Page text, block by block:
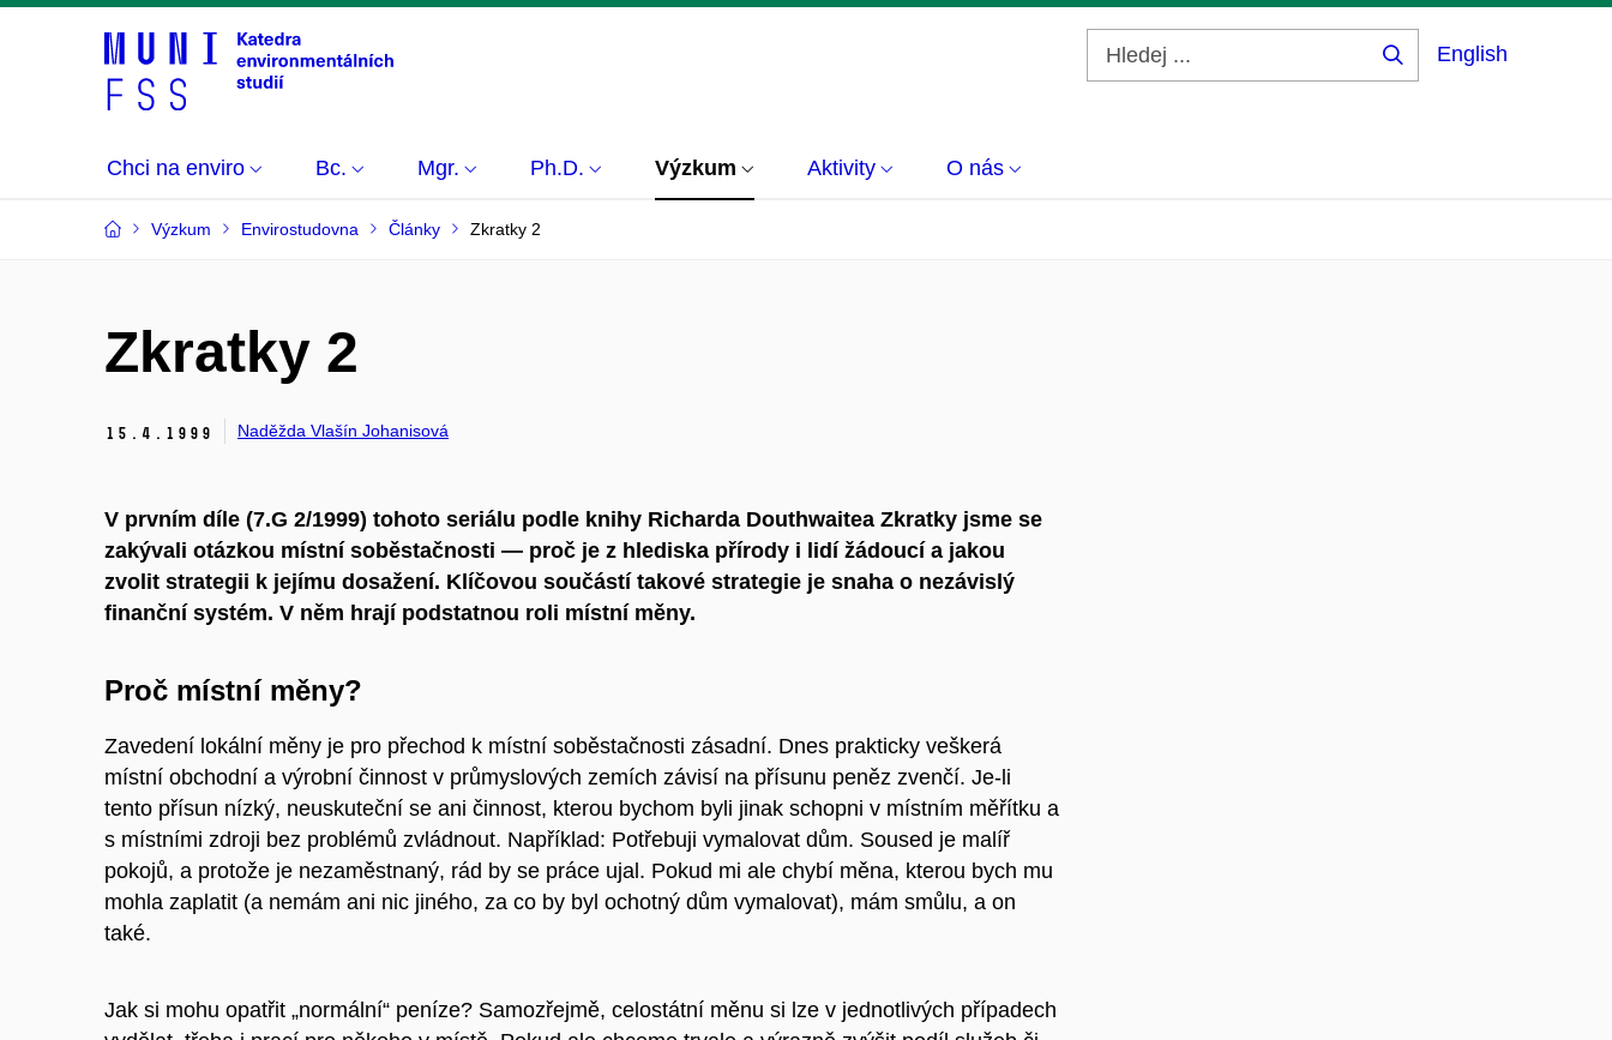
English
Chci na enviro Bc. Mgr. Ph.D. Výzkum Aktivity O nás
Výzkum Envirostudovna Články Zkratky 2
Zkratky 2
15. 4. 1999 Naděžda Vlašín Johanisová
V prvním díle (7.G 2/1999) tohoto seriálu podle knihy Richarda Douthwaitea Zkratky jsme se
zakývali otázkou místní soběstačnosti — proč je z hlediska přírody i lidí žádoucí a jakou
zvolit strategii k jejímu dosažení. Klíčovou součástí takové strategie je snaha o nezávislý
finanční systém. V něm hrají podstatnou roli místní měny.
Proč místní měny?
Zavedení lokální měny je pro přechod k místní soběstačnosti zásadní. Dnes prakticky veškerá
místní obchodní a výrobní činnost v průmyslových zemích závisí na přísunu peněz zvenčí. Je-li
tento přísun nízký, neuskuteční se ani činnost, kterou bychom byli jinak schopni v místním měřítku a
s místními zdroji bez problémů zvládnout. Například: Potřebuji vymalovat dům. Soused je malíř
pokojů, a protože je nezaměstnaný, rád by se práce ujal. Pokud mi ale chybí měna, kterou bych mu
mohla zaplatit (a nemám ani nic jiného, za co by byl ochotný dům vymalovat), mám smůlu, a on
také.
Jak si mohu opatřit „normální“ peníze? Samozřejmě, celostátní měnu si lze v jednotlivých případech